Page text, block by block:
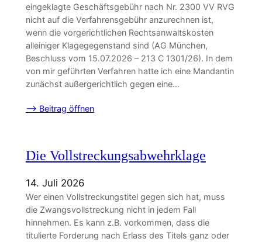
eingeklagte Geschäftsgebühr nach Nr. 2300 VV RVG
nicht auf die Verfahrensgebühr anzurechnen ist,
wenn die vorgerichtlichen Rechtsanwaltskosten
alleiniger Klagegegenstand sind (AG München,
Beschluss vom 15.07.2026 – 213 C 1301/26). In dem
von mir geführten Verfahren hatte ich eine Mandantin
zunächst außergerichtlich gegen eine…
–> Beitrag öffnen
Die Vollstreckungsabwehrklage
14. Juli 2026
Wer einen Vollstreckungstitel gegen sich hat, muss
die Zwangsvollstreckung nicht in jedem Fall
hinnehmen. Es kann z.B. vorkommen, dass die
titulierte Forderung nach Erlass des Titels ganz oder